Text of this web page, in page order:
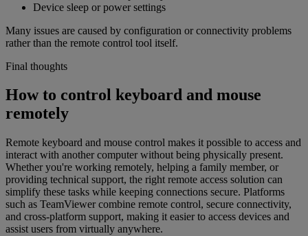
Device sleep or power settings
Many issues are caused by configuration or connectivity problems
rather than the remote control tool itself.
Final thoughts
How to control keyboard and mouse
remotely
Remote keyboard and mouse control makes it possible to access and
interact with another computer without being physically present.
Whether you're working remotely, helping a family member, or
providing technical support, the right remote access solution can
simplify these tasks while keeping connections secure. Platforms
such as TeamViewer combine remote control, secure connectivity,
and cross-platform support, making it easier to access devices and
assist users from virtually anywhere.